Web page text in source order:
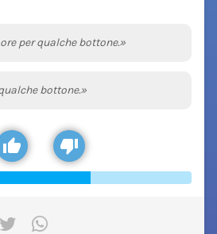
per qualche bottone.»
bottone.»